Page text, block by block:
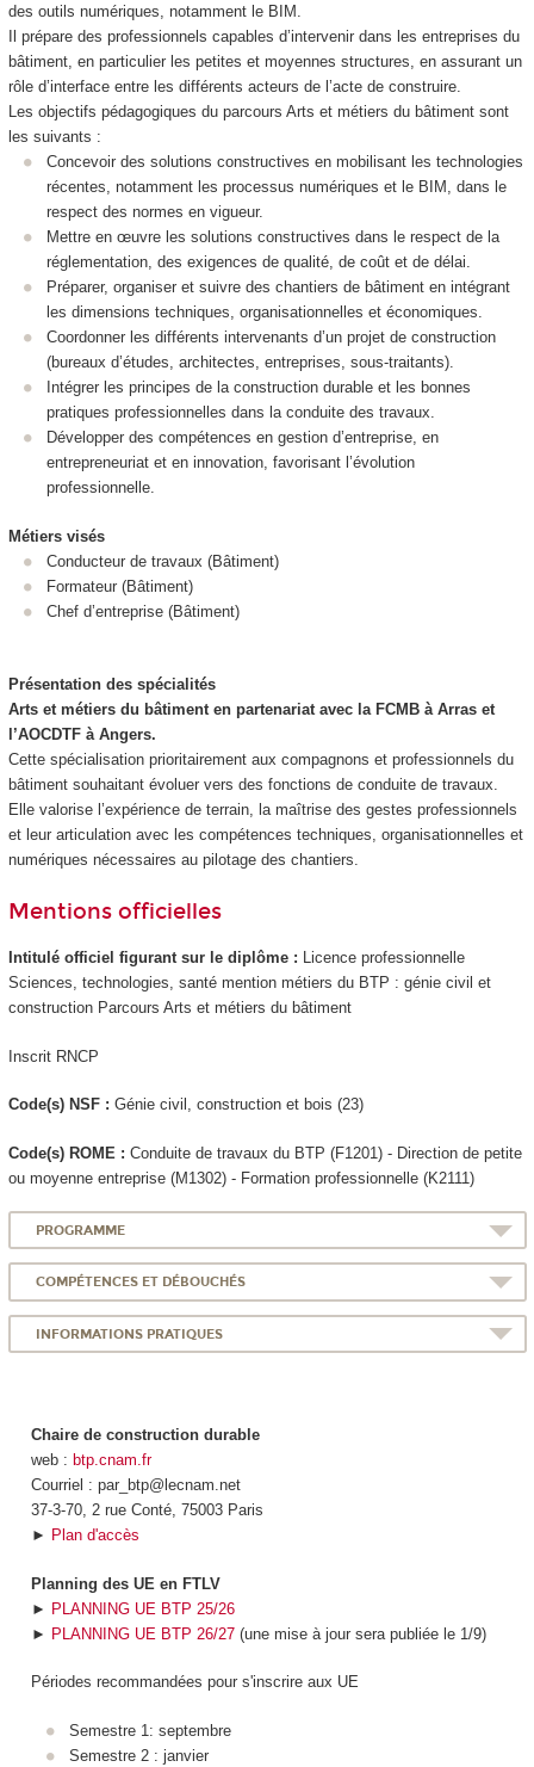
des outils numériques, notamment le BIM.
Il prépare des professionnels capables d’intervenir dans les entreprises du
bâtiment, en particulier les petites et moyennes structures, en assurant un
rôle d’interface entre les différents acteurs de l’acte de construire.
Les objectifs pédagogiques du parcours Arts et métiers du bâtiment sont
les suivants :
Concevoir des solutions constructives en mobilisant les technologies
récentes, notamment les processus numériques et le BIM, dans le
respect des normes en vigueur.
Mettre en œuvre les solutions constructives dans le respect de la
réglementation, des exigences de qualité, de coût et de délai.
Préparer, organiser et suivre des chantiers de bâtiment en intégrant
les dimensions techniques, organisationnelles et économiques.
Coordonner les différents intervenants d’un projet de construction
(bureaux d’études, architectes, entreprises, sous-traitants).
Intégrer les principes de la construction durable et les bonnes
pratiques professionnelles dans la conduite des travaux.
Développer des compétences en gestion d’entreprise, en
entrepreneuriat et en innovation, favorisant l’évolution
professionnelle.
Métiers visés
Conducteur de travaux (Bâtiment)
Formateur (Bâtiment)
Chef d’entreprise (Bâtiment)
Présentation des spécialités
Arts et métiers du bâtiment en partenariat avec la FCMB à Arras et
l’AOCDTF à Angers.
Cette spécialisation prioritairement aux compagnons et professionnels du
bâtiment souhaitant évoluer vers des fonctions de conduite de travaux.
Elle valorise l’expérience de terrain, la maîtrise des gestes professionnels
et leur articulation avec les compétences techniques, organisationnelles et
numériques nécessaires au pilotage des chantiers.
Mentions officielles
Intitulé officiel figurant sur le diplôme : Licence professionnelle
Sciences, technologies, santé mention métiers du BTP : génie civil et
construction Parcours Arts et métiers du bâtiment
Inscrit RNCP
Code(s) NSF : Génie civil, construction et bois (23)
Code(s) ROME : Conduite de travaux du BTP (F1201) - Direction de petite
ou moyenne entreprise (M1302) - Formation professionnelle (K2111)
PROGRAMME
COMPÉTENCES ET DÉBOUCHÉS
INFORMATIONS PRATIQUES
Chaire de construction durable
web : btp.cnam.fr
Courriel : par_btp@lecnam.net
37-3-70, 2 rue Conté, 75003 Paris
► Plan d'accès
Planning des UE en FTLV
► PLANNING UE BTP 25/26
► PLANNING UE BTP 26/27(une mise à jour sera publiée le 1/9)
Périodes recommandées pour s'inscrire aux UE
Semestre 1: septembre
Semestre 2 : janvier